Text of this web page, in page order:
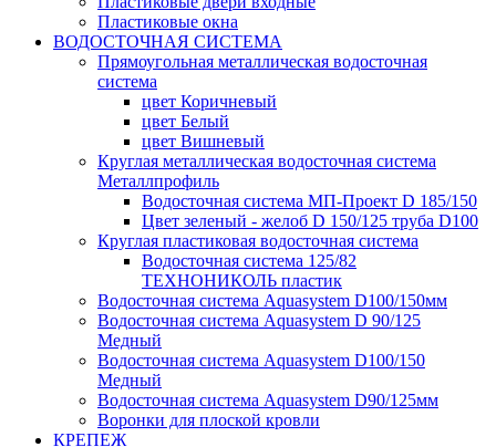
Пластиковые окна
ВОДОСТОЧНАЯ СИСТЕМА
Прямоугольная металлическая водосточная
система
цвет Коричневый
цвет Белый
цвет Вишневый
Круглая металлическая водосточная система
Металлпрофиль
Водосточная система МП-Проект D 185/150
Цвет зеленый - желоб D 150/125 труба D100
Круглая пластиковая водосточная система
Водосточная система 125/82
ТЕХНОНИКОЛЬ пластик
Водосточная система Aquasystem D100/150мм
Водосточная система Aquasystem D 90/125
Медный
Водосточная система Aquasystem D100/150
Медный
Водосточная система Aquasystem D90/125мм
Воронки для плоской кровли
КРЕПЕЖ